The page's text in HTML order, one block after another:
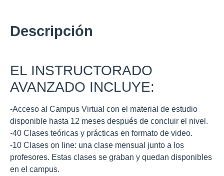
Descripción
EL INSTRUCTORADO
AVANZADO INCLUYE:
-Acceso al Campus Virtual con el material de estudio
disponible hasta 12 meses después de concluir el nivel.
-40 Clases teóricas y prácticas en formato de video.
-10 Clases on line: una clase mensual junto a los
profesores. Estas clases se graban y quedan disponibles
en el campus.